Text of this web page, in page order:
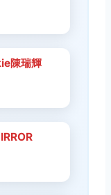
陳瑞輝